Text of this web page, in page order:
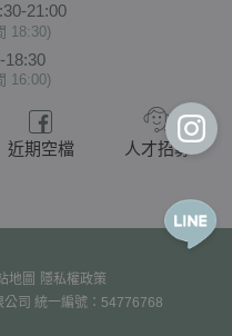
21:00
18:30)
18:30
16:00)
近期空檔 人才招募
地圖
隱私權政策
司 統一編號：54776768